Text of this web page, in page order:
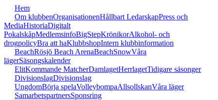
Hem
Om klubbenOrganisationenHållbart LedarskapPress och
MediaHistoriaDigitalt
PokalskåpMedlemsinfoBigStepKrönikorAlkohol- och
drogpolicyBra att haKlubbshopIntern klubbinformation
BeachRösjö Beach ArenaBeachSnowVåra
lägerSäsongskalender
ElitKommande MatcherDamlagetHerrlagetTidigare säsonger
DivisionslagDivisionslag
UngdomBörja spelaVolleybompaAllsollskanVåra läger
SamarbetspartnersSponsring